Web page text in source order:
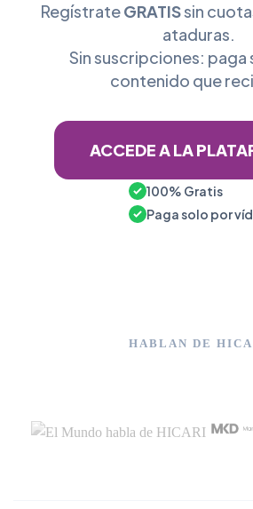
RegístrateGRATISsin
ataduras.
Sin suscripciones: paga
contenido que
ACCEDE A LA
100% Gratis
Paga solo por
HABLAN DE